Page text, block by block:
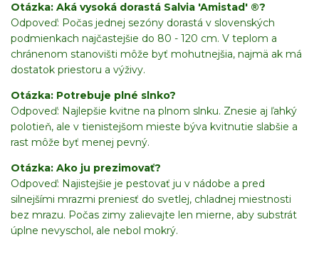
Otázka: Aká vysoká dorastá Salvia 'Amistad' ®?
Odpoveď: Počas jednej sezóny dorastá v slovenských
podmienkach najčastejšie do 80 - 120 cm. V teplom a
chránenom stanovišti môže byť mohutnejšia, najmä ak má
dostatok priestoru a výživy.
Otázka: Potrebuje plné slnko?
Odpoveď: Najlepšie kvitne na plnom slnku. Znesie aj ľahký
polotieň, ale v tienistejšom mieste býva kvitnutie slabšie a
rast môže byť menej pevný.
Otázka: Ako ju prezimovať?
Odpoveď: Najistejšie je pestovať ju v nádobe a pred
silnejšími mrazmi preniesť do svetlej, chladnej miestnosti
bez mrazu. Počas zimy zalievajte len mierne, aby substrát
úplne nevyschol, ale nebol mokrý.